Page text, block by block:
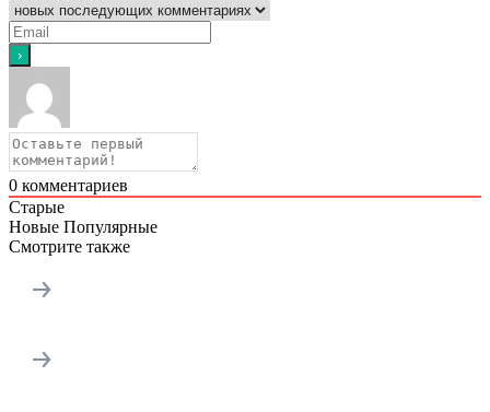
0 комментариев
Старые
Новые Популярные
Смотрите также